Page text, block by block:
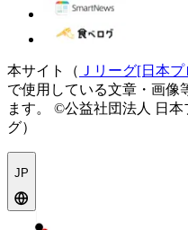
本サイト（ Ｊリーグ[日本
で使用している文章・画像
ます。
©公益社団法人 日本
グ）
JP